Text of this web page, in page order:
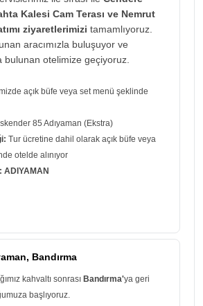
Kalesi Cam Terası ve Nemrut
ziyaretlerimizi tamamlıyoruz.
aracımızla buluşuyor ve
bulunan otelimize geçiyoruz.
açık büfe veya set menü şeklinde
İskender 85 Adıyaman (Ekstra)
Tur ücretine dahil olarak açık büfe veya
otelde alınıyor
ADIYAMAN
Bandırma
kahvaltı sonrası Bandırma'ya geri
başlıyoruz.